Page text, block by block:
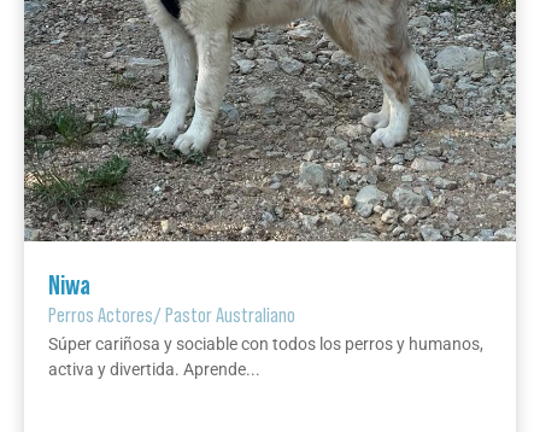
Niwa
Perros Actores/Pastor Australiano
Súper cariñosa y sociable con todos los perros y humanos,
activa y divertida. Aprende...